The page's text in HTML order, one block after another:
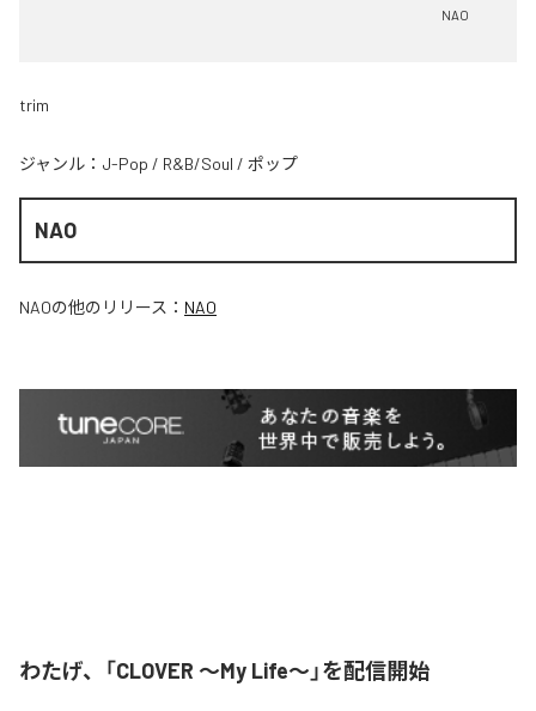
NAO
trim
ジャンル： J-Pop / R&B/Soul / ポップ
NAO
NAOの他のリリース： NAO
わたげ、「CLOVER ～My Life～」を配信開始